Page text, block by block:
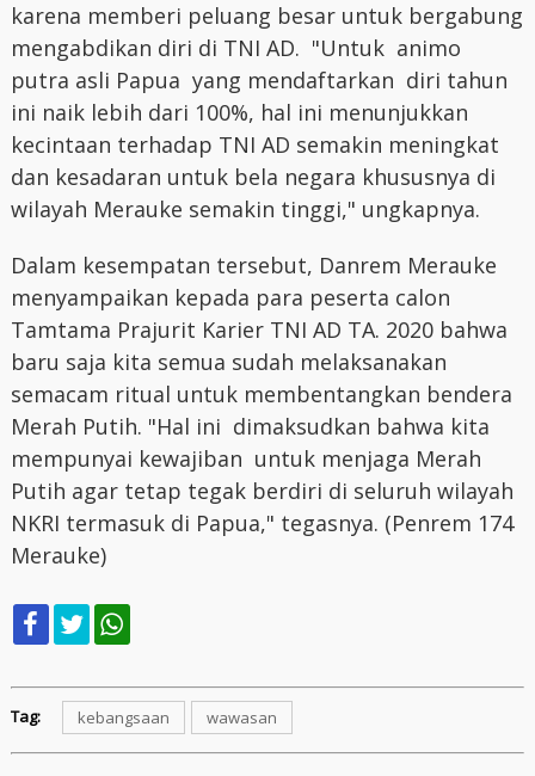
karena memberi peluang besar untuk bergabung
mengabdikan diri di TNI AD. "Untuk animo
putra asli Papua yang mendaftarkan diri tahun
ini naik lebih dari 100%, hal ini menunjukkan
kecintaan terhadap TNI AD semakin meningkat
dan kesadaran untuk bela negara khususnya di
wilayah Merauke semakin tinggi," ungkapnya.
Dalam kesempatan tersebut, Danrem Merauke
menyampaikan kepada para peserta calon
Tamtama Prajurit Karier TNI AD TA. 2020 bahwa
baru saja kita semua sudah melaksanakan
semacam ritual untuk membentangkan bendera
Merah Putih. "Hal ini dimaksudkan bahwa kita
mempunyai kewajiban untuk menjaga Merah
Putih agar tetap tegak berdiri di seluruh wilayah
NKRI termasuk di Papua," tegasnya. (Penrem 174
Merauke)
Tag: kebangsaan wawasan